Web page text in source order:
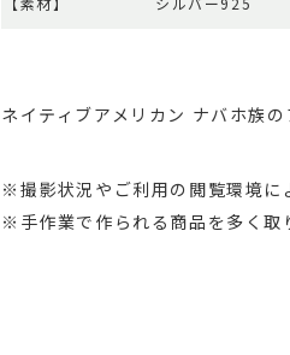
ネイティブアメリカン ナバホ族
※撮影状況やご利用の閲覧環境に
※手作業で作られる商品を多く取